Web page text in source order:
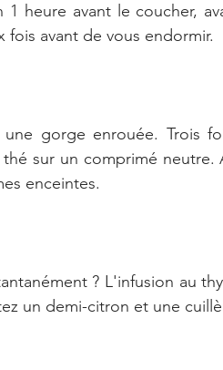
heure avant le coucher,
avant de vous endormir.
gorge enrouée. Trois
thé sur un comprimé
enceintes.
? L'infusion au
un demi-citron et une